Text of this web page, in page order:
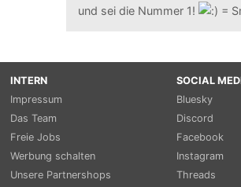
und sei die Nummer 1!
INTERN
Impressum
Das Team
Freie Jobs
Werbung schalten
Unsere Partnershops
SOCIAL
Bluesky
Discord
Facebook
Instagram
Threads